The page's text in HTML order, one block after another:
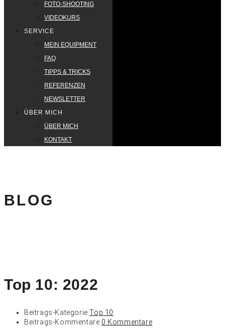
FOTO-SHOOTING
VIDEOKURS
SERVICE
MEIN EQUIPMENT
FAQ
TIPPS & TRICKS
REFERENZEN
NEWSLETTER
ÜBER MICH
ÜBER MICH
KONTAKT
BLOG
Top 10: 2022
Beitrags-Kategorie:Top 10
Beitrags-Kommentare:0 Kommentare